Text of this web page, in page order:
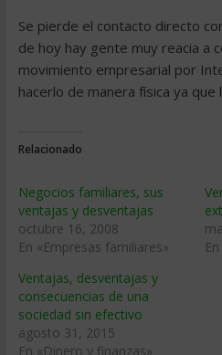
Se pierde el contacto directo
de hoy hay gente muy reacia a
movimiento empresarial por
hacerlo de manera física ya que
Relacionado
Negocios familiares, sus
ventajas y desventajas
octubre 16, 2008
En «Empresas familiares»
Ventajas, desventajas y
consecuencias de una
sociedad sin efectivo
agosto 31, 2015
En «Dinero y finanzas»